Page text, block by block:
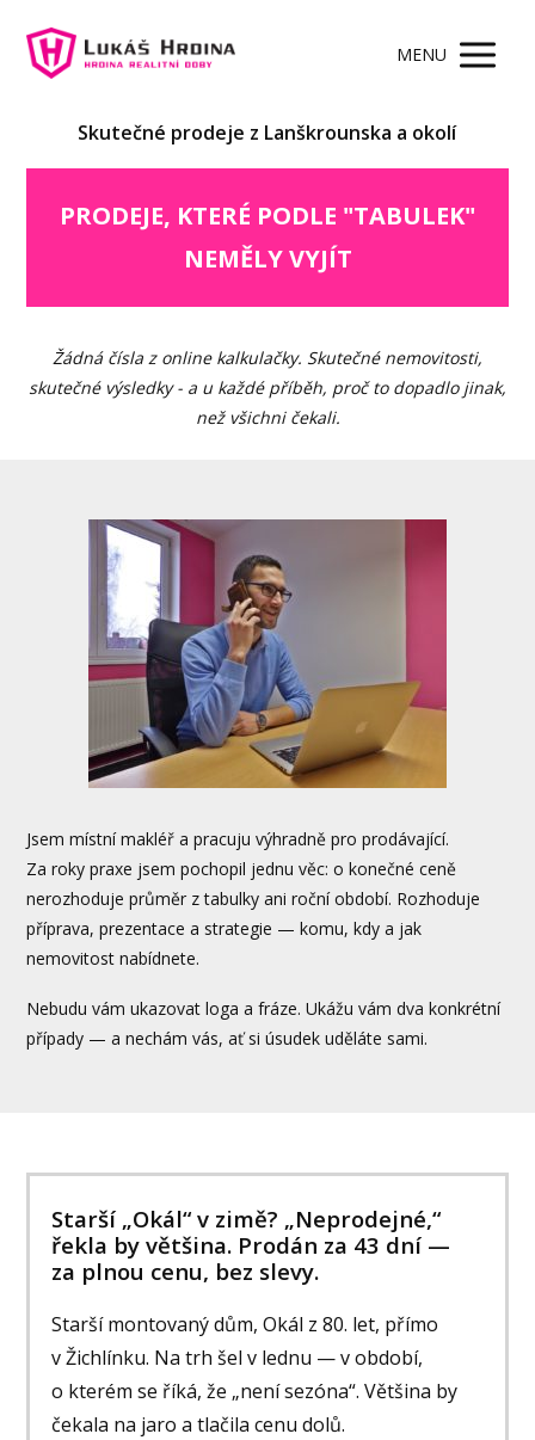
MENU
Skutečné prodeje z Lanškrounska a okolí
PRODEJE, KTERÉ PODLE "TABULEK"
NEMĚLY VYJÍT
Žádná čísla z online kalkulačky. Skutečné nemovitosti,
skutečné výsledky - a u každé příběh, proč to dopadlo jinak,
než všichni čekali.
Jsem místní makléř a pracuju výhradně pro prodávající.
Za roky praxe jsem pochopil jednu věc: o konečné ceně
nerozhoduje průměr z tabulky ani roční období. Rozhoduje
příprava, prezentace a strategie — komu, kdy a jak
nemovitost nabídnete.
Nebudu vám ukazovat loga a fráze. Ukážu vám dva konkrétní
případy — a nechám vás, ať si úsudek uděláte sami.
Starší „Okál“ v zimě? „Neprodejné,“
řekla by většina. Prodán za 43 dní —
za plnou cenu, bez slevy.
Starší montovaný dům, Okál z 80. let, přímo
v Žichlínku. Na trh šel v lednu — v období,
o kterém se říká, že „není sezóna“. Většina by
čekala na jaro a tlačila cenu dolů.